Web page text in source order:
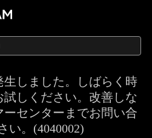
生しました。しばらく時
しください。改善しな
センターまでお問い合
い。(4040002)